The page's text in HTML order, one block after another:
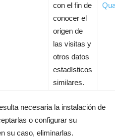
con el fin de
conocer el
origen de
las visitas y
otros datos
estadísticos
similares.
necesaria la instalación de
o configurar su
su caso, eliminarlas.